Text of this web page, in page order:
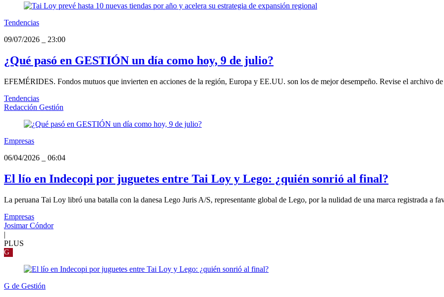
Tendencias
09/07/2026
23:00
¿Qué pasó en GESTIÓN un día como hoy, 9 de julio?
EFEMÉRIDES. Fondos mutuos que invierten en acciones de la región, Europa y EE.UU. son los de mejor desempeño. Revise el archivo
Tendencias
Redacción Gestión
Empresas
06/04/2026
06:04
El lío en Indecopi por juguetes entre Tai Loy y Lego: ¿quién sonrió al final?
La peruana Tai Loy libró una batalla con la danesa Lego Juris A/S, representante global de Lego, por la nulidad de una marca registrada a
Empresas
Josimar Cóndor
|
PLUS
G
G de Gestión